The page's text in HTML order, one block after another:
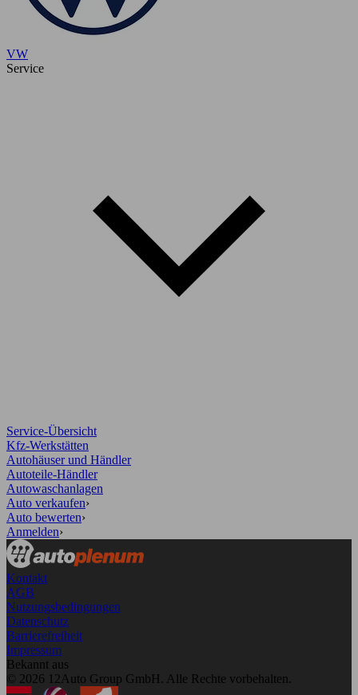
VW
Service
Service-Übersicht
Kfz-Werkstätten
Autohäuser und Händler
Autoteile-Händler
Autowaschanlagen
Auto verkaufen›
Auto bewerten›
Anmelden›
Kontakt
AGB
Nutzungsbedingungen
Datenschutz
Barrierefreiheit
Impressum
Bekannt aus
© 2026 12Auto Group GmbH. Alle Rechte vorbehalten.